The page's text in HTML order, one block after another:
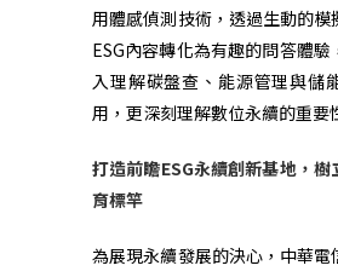
用體感偵測技術，透過生動的模
ESG內容轉化為有趣的問答體
入理解碳盤查、能源管理與儲
用，更深刻理解數位永續的重要
打造前瞻ESG永續創新基地，樹
育標竿
為展現永續發展的決心，中華電